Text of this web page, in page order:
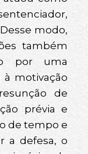
modo,
também
por uma
motivação
de
prévia e
de tempo e
a defesa, o